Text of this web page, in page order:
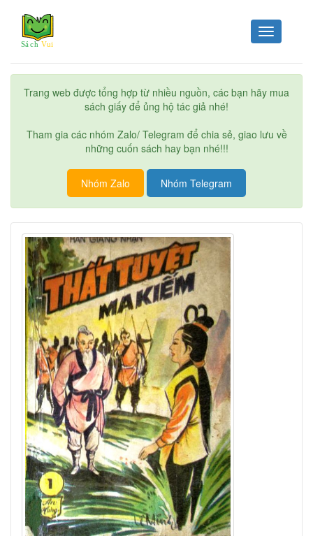
Toggle
navigation
Trang web được tổng hợp từ nhiều nguồn, các bạn hãy mua
sách giấy để ủng hộ tác giả nhé!
Tham gia các nhóm Zalo/ Telegram để chia sẻ, giao lưu về
những cuốn sách hay bạn nhé!!!
Nhóm Zalo Nhóm Telegram